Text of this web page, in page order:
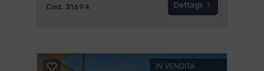
Cod. 31694 Dettagli
IN VENDITA